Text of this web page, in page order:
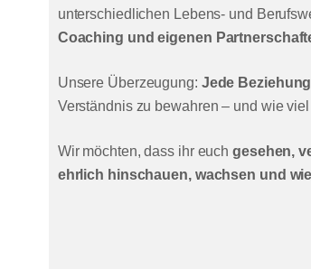
unterschiedlichen Lebens- und
Coaching und eigenen
Unsere Überzeugung: Jede
Verständnis zu bewahren – und wie
Wir möchten, dass ihr euchgesehen,
ehrlich hinschauen, wachsen und